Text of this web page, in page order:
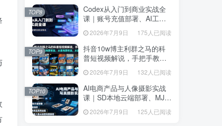
整教程
Codex从入门到商业实战全
课｜账号充值部署、AI工具
联动、核心功能精讲、自动
化搭建、全站项目开发零基
础教程
2026年7月9日 175人已阅读
TOP8
抖音10w博主利群之马的科
普短视频解说，手把手教你
解锁伙伴计划+精选独家收
益，从素材到成片全流程
2026年7月9日 132人已阅读
TOP9
AI电商产品与人像摄影实战
课｜SD本地云端部署、MJ全
套操作、多品类商品商用出
图、创意风格人像AI绘图完
2026年7月9日 125人已阅读
TOP10
整教程
Codex从入门到商业实战全
课｜账号充值部署、AI工具
化搭建、全站项目开发零基
础教程
2026年7月9日 175人已阅读
TOP8
抖音10w博主利群之马的科
普短视频解说，手把手教你
益，从素材到成片全流程
2026年7月9日 132人已阅读
TOP9
AI电商产品与人像摄影实战
课｜SD本地云端部署、MJ全
图、创意风格人像AI绘图完
2026年7月9日 125人已阅读
TOP10